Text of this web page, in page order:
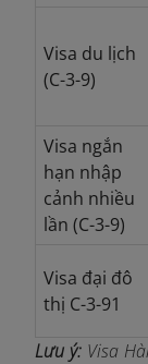
Visa du lịch
(C-3-9)
Visa ngắn
hạn nhập
cảnh nhiều
lần (C-3-9)
Visa đại đô
thị C-3-91
Lưu ý: Visa